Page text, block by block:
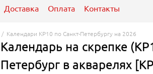
Доставка Оплата Контакты
/ Календари КР10 по Санкт-Петербургу на 2026
Календарь на скрепке
Петербург в акварелях